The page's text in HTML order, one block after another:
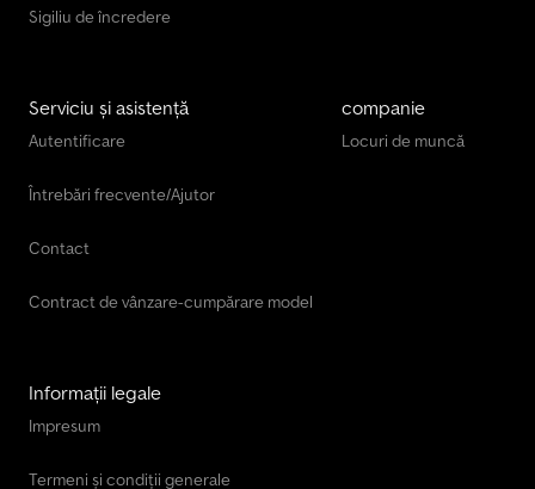
Sigiliu de încredere
Serviciu și asistență
Autentificare
Întrebări frecvente/Ajutor
Contact
Contract de vânzare-cumpărare model
companie
Locuri de muncă
Informații legale
Impresum
Termeni și condiții generale